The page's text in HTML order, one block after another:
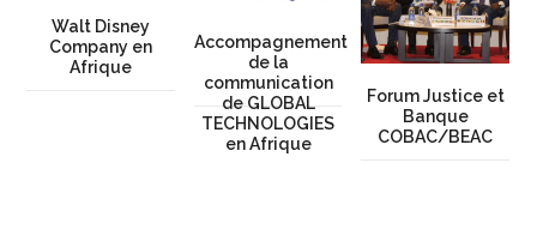
Walt Disney
Company en
Afrique
Accompagnement
de la
communication
de GLOBAL
TECHNOLOGIES
en Afrique
Forum Justice et
Banque
COBAC/BEAC